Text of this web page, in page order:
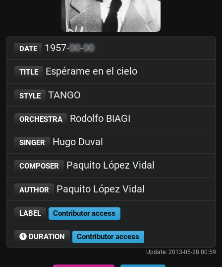
DATE 1957-00-00
TITLE Espérame en el cielo
STYLE TANGO
ORCHESTRA Rodolfo BIAGI
SINGER Hugo Duval
COMPOSER Paquito López Vidal
AUTHOR Paquito López Vidal
LABEL Contributor access
DURATION Contributor access
Update: 2013-05-28 00:59